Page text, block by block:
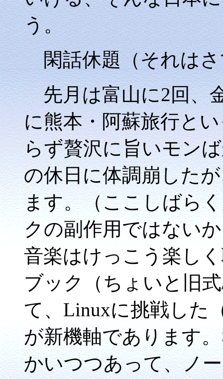
う。
閑話休題（それはさ
先月は富山に2回、
に熊本・阿蘇旅行と
らず贅沢に旨いモン
の休日に体調崩した
ます。（ここしばら
クの副作用ではない
音楽はけっこう楽し
ブック（ちょいと旧式
て、Linuxに挑戦した
が新機軸であります
かいつつあって、ノ